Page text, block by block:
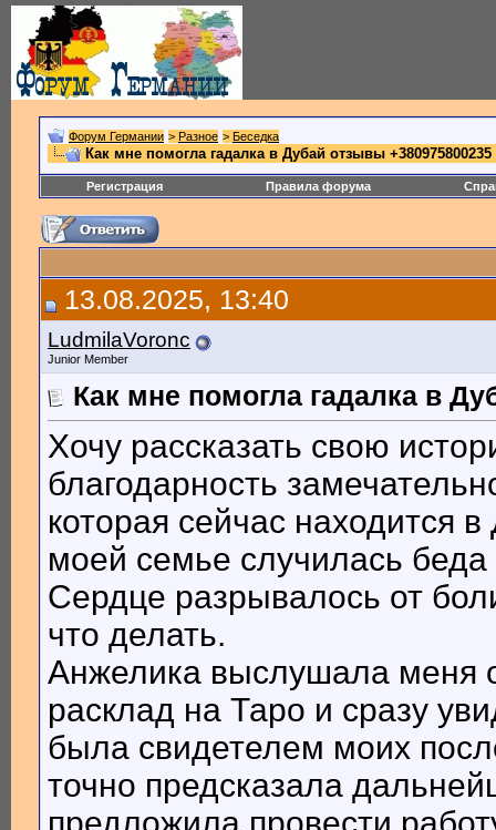
Форум Германии > Разное > Беседка
Как мне помогла гадалка в Дубай отзывы +380975800235
Регистрация Правила форума
13.08.2025, 13:40
LudmilaVoronc
Junior Member
Как мне помогла гадалка в
Хочу рассказать свою
благодарность
которая сейчас находится
моей семье случилась
Сердце разрывалось от
что делать.
Анжелика выслушала меня
расклад на Таро и сразу
была свидетелем моих
точно предсказала